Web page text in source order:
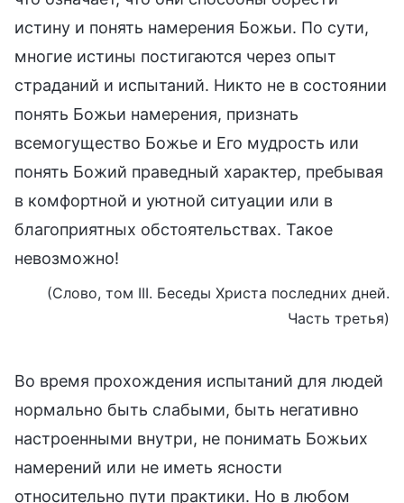
истину и понять намерения Божьи. По сути,
многие истины постигаются через опыт
страданий и испытаний. Никто не в состоянии
понять Божьи намерения, признать
всемогущество Божье и Его мудрость или
понять Божий праведный характер, пребывая
в комфортной и уютной ситуации или в
благоприятных обстоятельствах. Такое
невозможно!
(Слово, том III. Беседы Христа последних дней.
Часть третья)
Во время прохождения испытаний для людей
нормально быть слабыми, быть негативно
настроенными внутри, не понимать Божьих
намерений или не иметь ясности
относительно пути практики. Но в любом